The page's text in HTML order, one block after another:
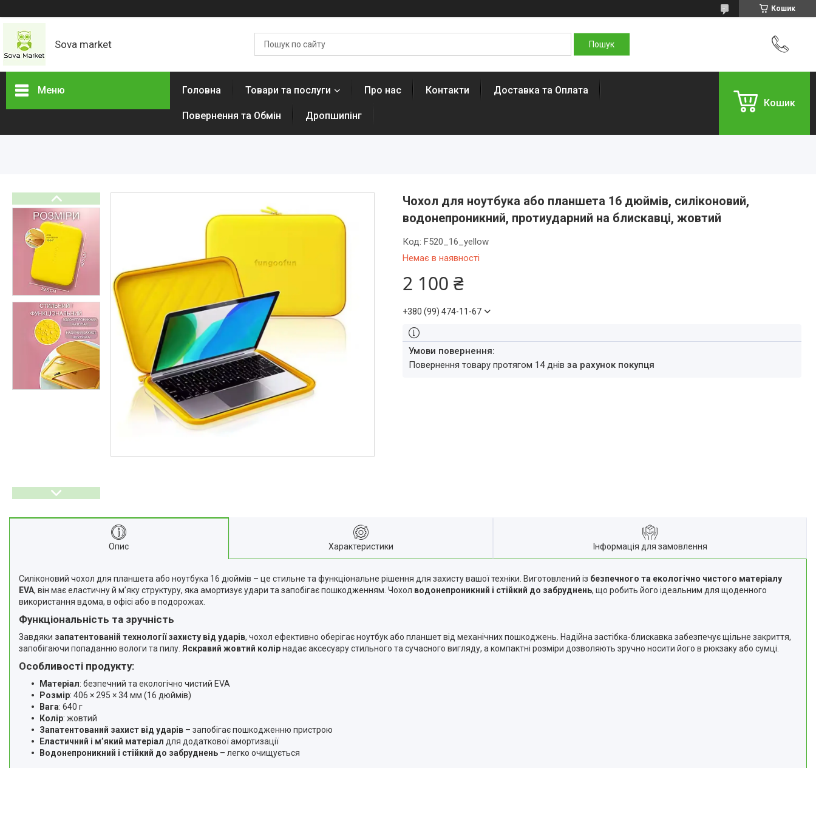
Кошик
Sova market
Меню
Підвіски
Дитячі товари
Товари для дому
Тактичний одяг
Генератори
Ортопедичні товари
Бусини та фурнітура
Сумки та аксесуари
Товари для дому з дерева
Спортивний інвентар та
аксесуари
Товари для дому
Доставка та оплата
Повернення та Обмін
Головна Товари та послуги Про нас Контакти Доставка та Оплата
Повернення та Обмін Дропшипінг
Кошик
Чохол для ноутбука або планшета 16 дюймів, силіконовий,
водонепроникний, протиударний на блискавці, жовтий
Немає в наявності
Код: F520_16_yellow
2 100 ₴
+380 (99) 474-11-67
повернення товару протягом 14 днів за рахунок покупця
Опис Характеристики Інформація для замовлення
Силіконовий чохол для планшета або ноутбука 16 дюймів – це стильне та функціональне рішення для захисту вашої техніки. Виготовлений із безпечного та екологічно чистого матеріалу
EVA, він має еластичну й м’яку структуру, яка амортизує удари та запобігає пошкодженням. Чохол водонепроникний і стійкий до забруднень, що робить його ідеальним для щоденного
використання вдома, в офісі або в подорожах.
Функціональність та зручність
Завдяки запатентованій технології захисту від ударів, чохол ефективно оберігає ноутбук або планшет від механічних пошкоджень. Надійна застібка-блискавка забезпечує щільне закриття,
запобігаючи попаданню вологи та пилу. Яскравий жовтий колірнадає аксесуару стильного та сучасного вигляду, а компактні розміри дозволяють зручно носити його в рюкзаку або сумці.
Особливості продукту:
Матеріал: безпечний та екологічно чистий EVA
Розмір: 406 × 295 × 34 мм (16 дюймів)
Вага: 640 г
Колір: жовтий
Запатентований захист від ударів – запобігає пошкодженню пристрою
Еластичний і м’який матеріал для додаткової амортизації
Водонепроникний і стійкий до забруднень – легко очищується